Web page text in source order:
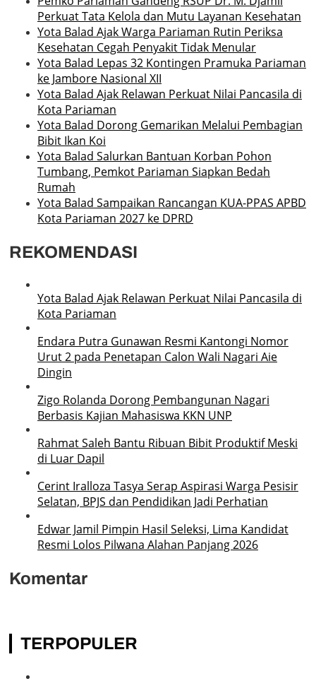
Perkuat Tata Kelola dan Mutu Layanan Kesehatan
Yota Balad Ajak Warga Pariaman Rutin Periksa
Kesehatan Cegah Penyakit Tidak Menular
Yota Balad Lepas 32 Kontingen Pramuka Pariaman
ke Jambore Nasional XII
Yota Balad Ajak Relawan Perkuat Nilai Pancasila di
Kota Pariaman
Yota Balad Dorong Gemarikan Melalui Pembagian
Bibit Ikan Koi
Yota Balad Salurkan Bantuan Korban Pohon
Tumbang, Pemkot Pariaman Siapkan Bedah
Rumah
Yota Balad Sampaikan Rancangan KUA-PPAS APBD
Kota Pariaman 2027 ke DPRD
REKOMENDASI
Yota Balad Ajak Relawan Perkuat Nilai Pancasila di
Kota Pariaman
Endara Putra Gunawan Resmi Kantongi Nomor
Urut 2 pada Penetapan Calon Wali Nagari Aie
Dingin
Zigo Rolanda Dorong Pembangunan Nagari
Berbasis Kajian Mahasiswa KKN UNP
Rahmat Saleh Bantu Ribuan Bibit Produktif Meski
di Luar Dapil
Cerint Iralloza Tasya Serap Aspirasi Warga Pesisir
Selatan, BPJS dan Pendidikan Jadi Perhatian
Edwar Jamil Pimpin Hasil Seleksi, Lima Kandidat
Resmi Lolos Pilwana Alahan Panjang 2026
Komentar
TERPOPULER